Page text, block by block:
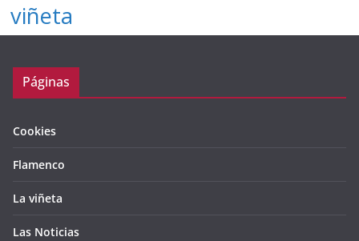
viñeta
Páginas
Cookies
Flamenco
La viñeta
Las Noticias